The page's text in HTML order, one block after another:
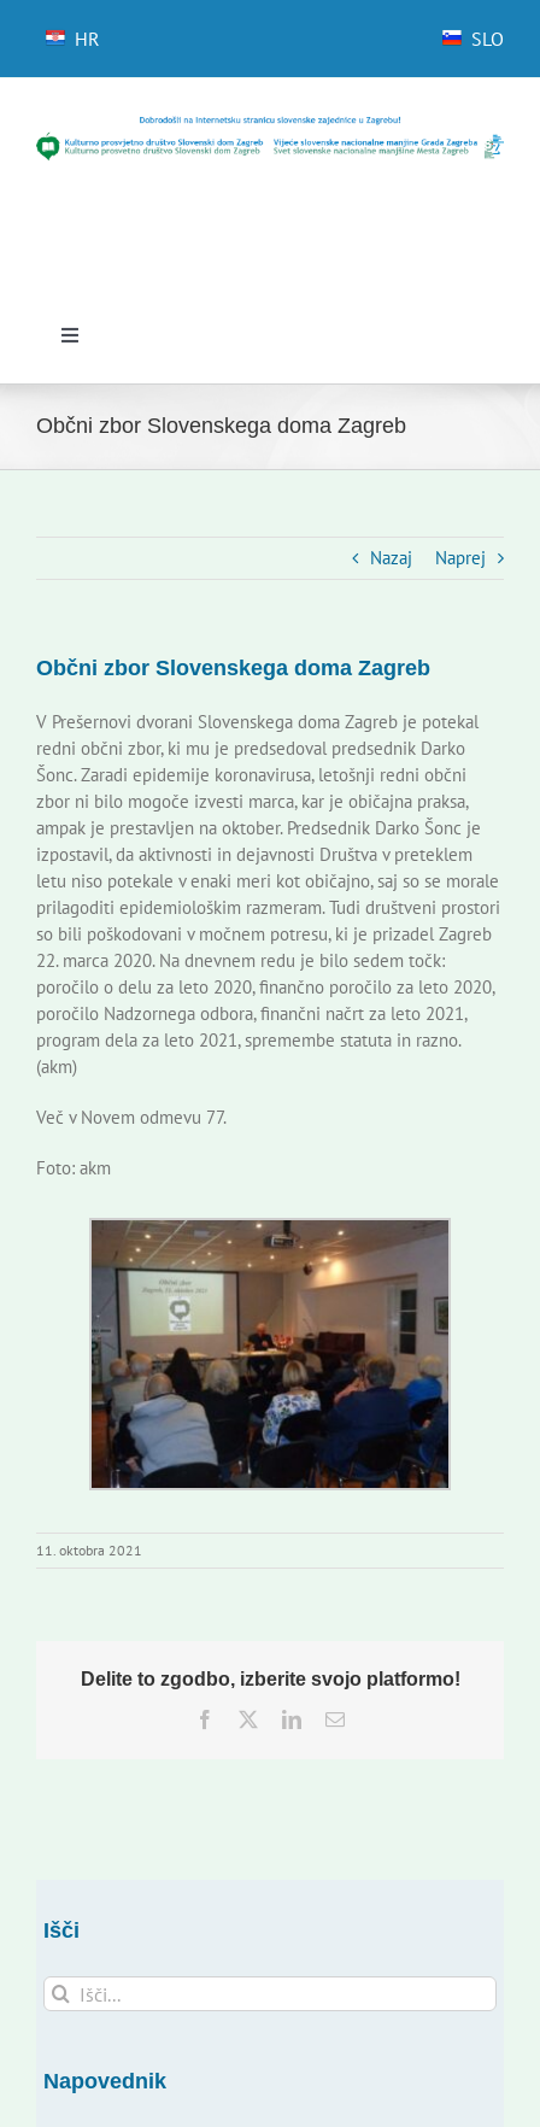
HR SLO
Toggle
Novice
Kontakti
Novi odmev – naše glasilo
Založništvo
Koristne informacije
Občni zbor Slovenskega doma Zagreb
Nazaj Naprej
Občni zbor Slovenskega doma Zagreb
V Prešernovi dvorani Slovenskega doma Zagreb je potekal
redni občni zbor, ki mu je predsedoval predsednik Darko
Šonc. Zaradi epidemije koronavirusa, letošnji redni občni
zbor ni bilo mogoče izvesti marca, kar je običajna praksa,
ampak je prestavljen na oktober. Predsednik Darko Šonc je
izpostavil, da aktivnosti in dejavnosti Društva v preteklem
letu niso potekale v enaki meri kot običajno, saj so se morale
prilagoditi epidemiološkim razmeram. Tudi društveni prostori
so bili poškodovani v močnem potresu, ki je prizadel Zagreb
22. marca 2020. Na dnevnem redu je bilo sedem točk:
poročilo o delu za leto 2020, finančno poročilo za leto 2020,
poročilo Nadzornega odbora, finančni načrt za leto 2021,
program dela za leto 2021, spremembe statuta in razno.
(akm)
Več v Novem odmevu 77.
Foto: akm
11. oktobra 2021
Delite to zgodbo, izberite svojo platformo!
Facebook
TwitterLinkedInEmail
Išči
Search
for:
Napovednik